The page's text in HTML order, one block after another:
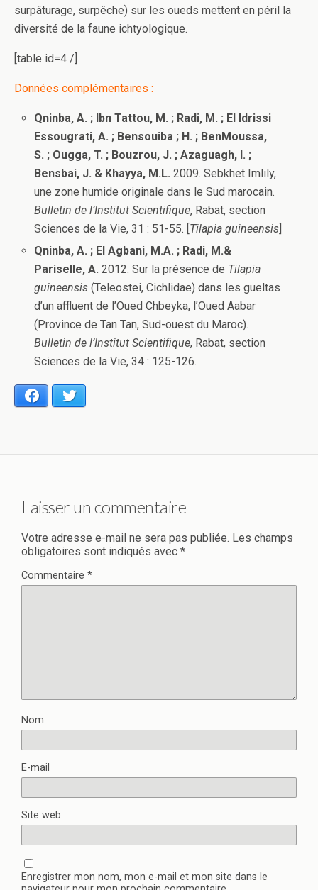
surpâturage, surpêche) sur les oueds mettent en péril la
diversité de la faune ichtyologique.
[table id=4 /]
Données complémentaires :
Qninba, A. ; Ibn Tattou, M. ; Radi, M. ; El Idrissi
Essougrati, A. ; Bensouiba ; H. ; BenMoussa,
S. ; Ougga, T. ; Bouzrou, J. ; Azaguagh, I. ;
Bensbai, J. & Khayya, M.L.2009. Sebkhet Imlily,
une zone humide originale dans le Sud marocain.
Bulletin de l’Institut Scientifique, Rabat, section
Sciences de la Vie, 31 : 51-55. [ Tilapia guineensis
Qninba, A. ; El Agbani, M.A. ; Radi, M.&
Pariselle, A. 2012. Sur la présence de Tilapia
guineensis (Teleostei, Cichlidae) dans les gueltas
d’un affluent de l’Oued Chbeyka, l’Oued Aabar
(Province de Tan Tan, Sud-ouest du Maroc).
Bulletin de l’Institut Scientifique, Rabat, section
Sciences de la Vie, 34 : 125-126.
Facebook
Laisser un commentaire
Votre adresse e-mail ne sera pas publiée. Les champs
obligatoires sont indiqués avec *
Commentaire *
Nom
E-mail
Site web
Enregistrer mon nom, mon e-mail et mon site dans le